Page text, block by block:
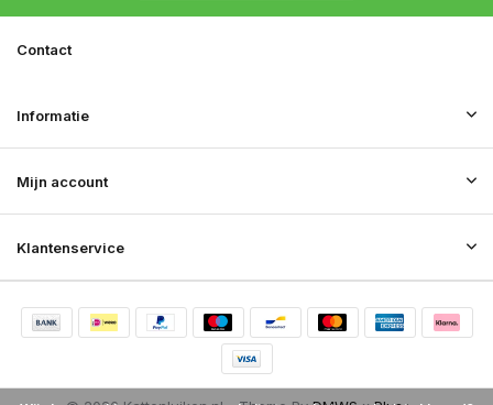
Klantenservice
Mijn account
Informatie
Contact